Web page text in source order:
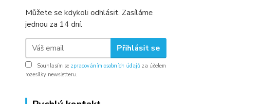
Můžete se kdykoli odhlásit. Zasíláme
jednou za 14 dní.
Přihlásit se
Souhlasím se zpracováním osobních údajů za účelem
rozesílky newsletteru.